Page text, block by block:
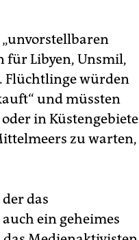
für Libyen, Unsmil,
Flüchtlinge würden
und müssten
in Küstengebiete
zu warten,
das
ein geheimes